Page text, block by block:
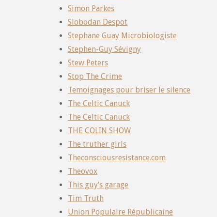
Simon Parkes
Slobodan Despot
Stephane Guay Microbiologiste
Stephen-Guy Sévigny
Stew Peters
Stop The Crime
Temoignages pour briser le silence
The Celtic Canuck
The Celtic Canuck
THE COLIN SHOW
The truther girls
Theconsciousresistance.com
Theovox
This guy’s garage
Tim Truth
Union Populaire Républicaine